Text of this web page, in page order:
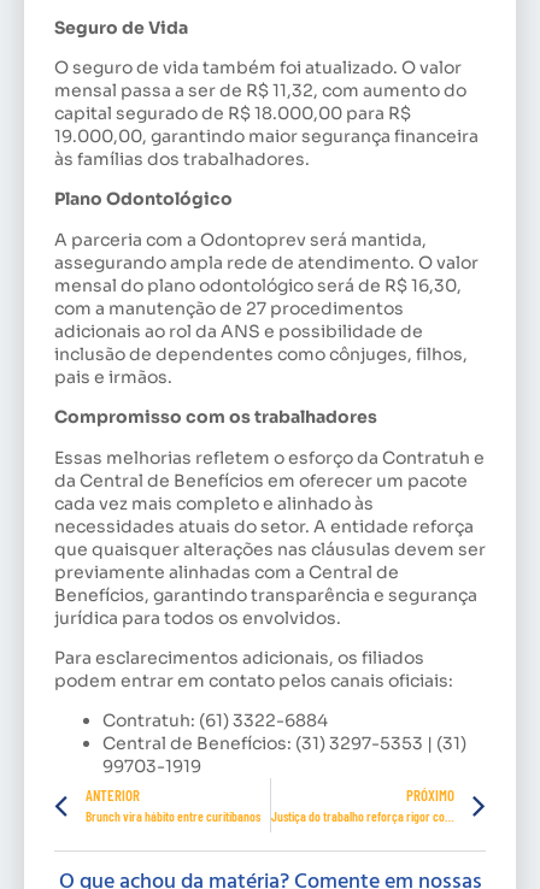
Seguro de Vida
O seguro de vida também foi atualizado. O valor
mensal passa a ser de R$ 11,32, com aumento do
capital segurado de R$ 18.000,00 para R$
19.000,00, garantindo maior segurança financeira
às famílias dos trabalhadores.
Plano Odontológico
A parceria com a Odontoprev será mantida,
assegurando ampla rede de atendimento. O valor
mensal do plano odontológico será de R$ 16,30,
com a manutenção de 27 procedimentos
adicionais ao rol da ANS e possibilidade de
inclusão de dependentes como cônjuges, filhos,
pais e irmãos.
Compromisso com os trabalhadores
Essas melhorias refletem o esforço da Contratuh e
da Central de Benefícios em oferecer um pacote
cada vez mais completo e alinhado às
necessidades atuais do setor. A entidade reforça
que quaisquer alterações nas cláusulas devem ser
previamente alinhadas com a Central de
Benefícios, garantindo transparência e segurança
jurídica para todos os envolvidos.
Para esclarecimentos adicionais, os filiados
podem entrar em contato pelos canais oficiais:
Contratuh: (61) 3322-6884
Central de Benefícios: (31) 3297-5353 | (31)
99703-1919
ANTERIOR
Brunch vira hábito entre curitibanos
PRÓXIMO
Justiça do trabalho reforça rigor contra assédio e discriminação
O que achou da matéria? Comente em nossas